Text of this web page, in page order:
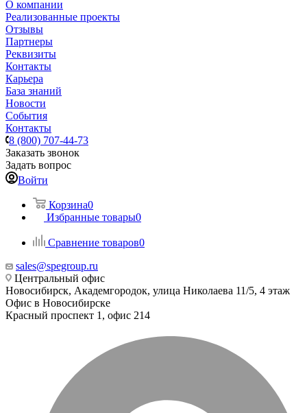
О компании
Реализованные проекты
Отзывы
Партнеры
Реквизиты
Контакты
Карьера
База знаний
Новости
События
Контакты
8 (800) 707-44-73
Заказать звонок
Задать вопрос
Войти
Корзина0
Избранные товары0
Сравнение товаров0
sales@spegroup.ru
Центральный офис
Новосибирск, Академгородок, улица Николаева 11/5, 4 этаж
Офис в Новосибирске
Красный проспект 1, офис 214